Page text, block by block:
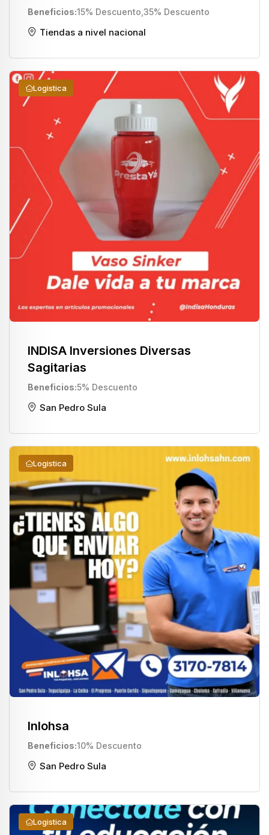
Beneficios 15% Descuento 35% Descuento
Tiendas a nivel nacional
INDISA Inversiones Diversas
Sagitarias
Beneficios 5% Descuento
Logistica
San Pedro Sula
Inlohsa
Beneficios 10% Descuento
Logistica
San Pedro Sula
Logistica